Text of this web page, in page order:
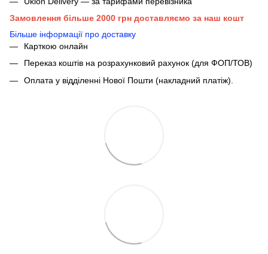
Замовлення більше 2000 грн доставляємо за наш кошт
Більше інформації про доставку
Карткою онлайн
Переказ коштів на розрахунковий рахунок (для ФОП/ТОВ)
Оплата у відділенні Нової Пошти (накладний платіж).